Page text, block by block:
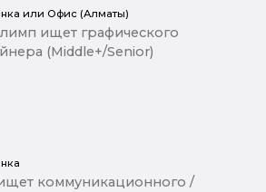
или Офис (Алматы)
ищет графического
(Middle+/Senior)
коммуникационного /